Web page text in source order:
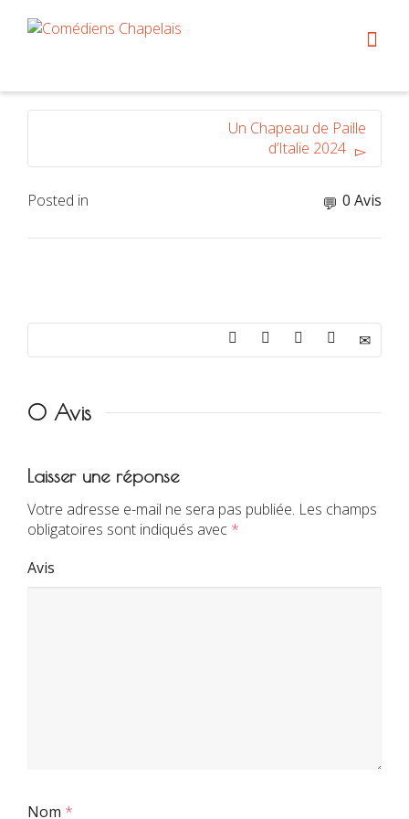
Un Chapeau de Paille
d’Italie 2024
Posted in 0 Avis
0 Avis
Laisser une réponse
Votre adresse e-mail ne sera pas publiée. Les champs
obligatoires sont indiqués avec *
Avis
Nom *